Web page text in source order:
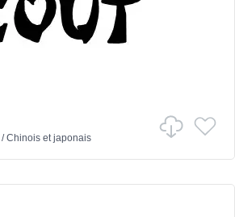
Chinois et japonais